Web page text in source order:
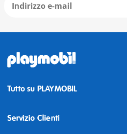
Tutto su PLAYMOBIL
Servizio Clienti